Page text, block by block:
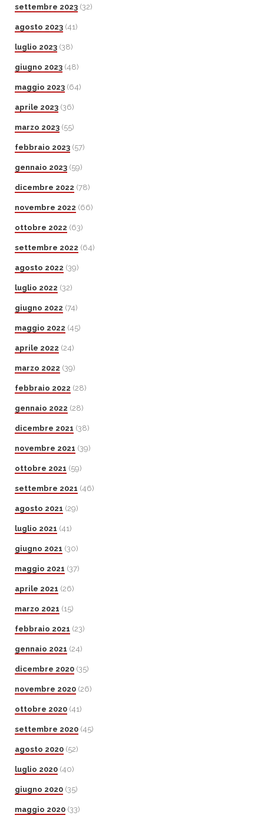
settembre 2023 (32)
agosto 2023 (41)
luglio 2023 (38)
giugno 2023 (48)
maggio 2023 (64)
aprile 2023 (36)
marzo 2023 (55)
febbraio 2023 (57)
gennaio 2023 (59)
dicembre 2022 (78)
novembre 2022 (66)
ottobre 2022 (63)
settembre 2022 (64)
agosto 2022 (39)
luglio 2022 (32)
giugno 2022 (74)
maggio 2022 (45)
aprile 2022 (24)
marzo 2022 (39)
febbraio 2022 (28)
gennaio 2022 (28)
dicembre 2021 (38)
novembre 2021 (39)
ottobre 2021 (59)
settembre 2021 (46)
agosto 2021 (29)
luglio 2021 (41)
giugno 2021 (30)
maggio 2021 (37)
aprile 2021 (26)
marzo 2021 (15)
febbraio 2021 (23)
gennaio 2021 (24)
dicembre 2020 (35)
novembre 2020 (26)
ottobre 2020 (41)
settembre 2020 (45)
agosto 2020 (52)
luglio 2020 (40)
giugno 2020 (35)
maggio 2020 (33)